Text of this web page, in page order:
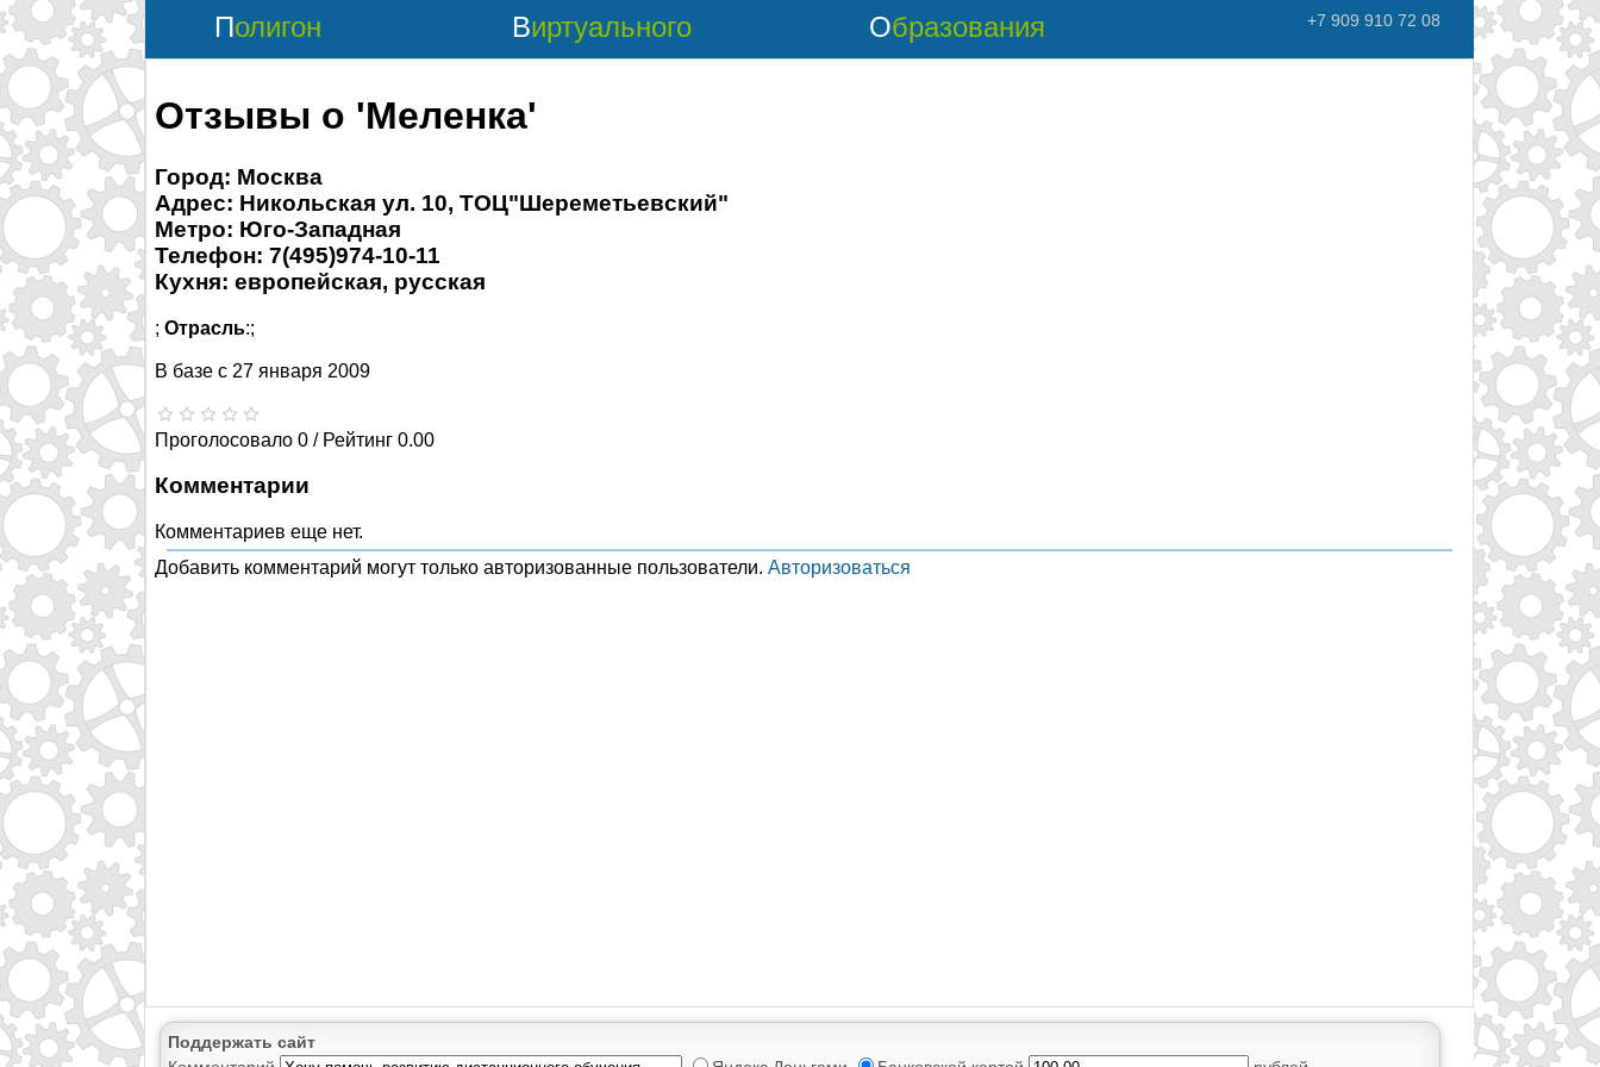
Полигон Виртуального Образования +7 909 910 72 08
Отзывы о 'Меленка'
Город: Москва
Адрес: Никольская ул. 10, ТОЦ"Шереметьевский"
Метро: Юго-Западная
Телефон: 7(495)974-10-11
Кухня: европейская, русская
; Отрасль:;
В базе с 27 января 2009
Проголосовало 0 / Рейтинг 0.00
Комментарии
Комментариев еще нет.
Добавить комментарий могут только авторизованные пользователи. Авторизоваться
Поддержать сайт